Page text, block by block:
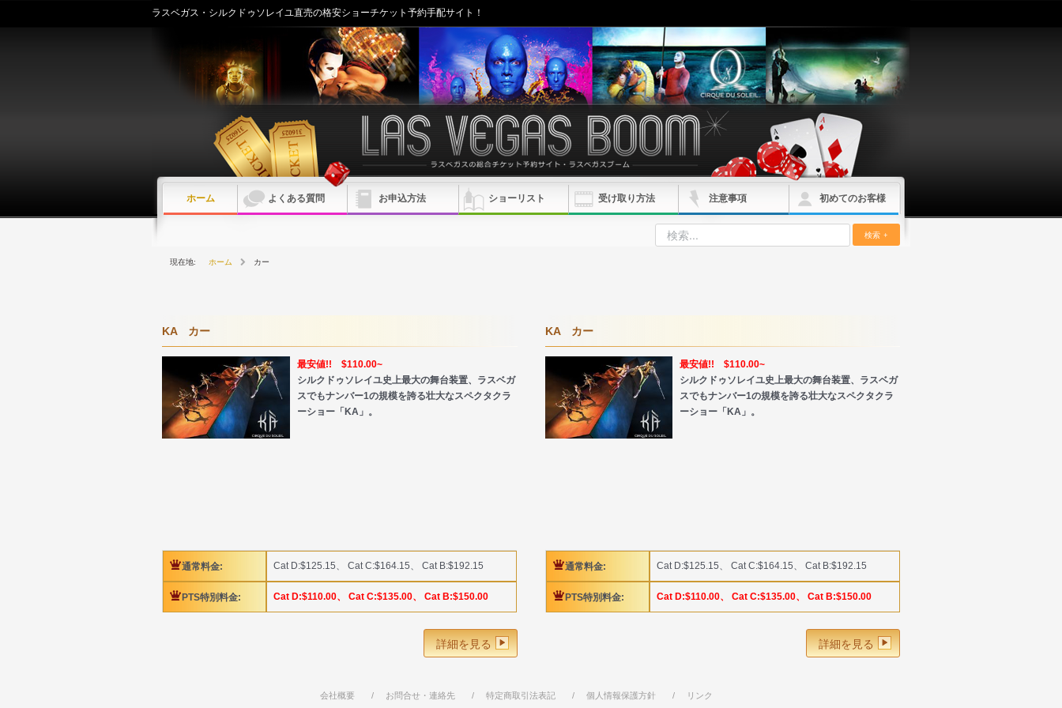
ラスベガス・シルクドゥソレイユ直売の格安ショーチケット予約手配サイト！
ホーム よくある質問 お申込方法 ショーリスト 受け取り方法 注意事項 初めてのお客様
検索
ホーム カー
KA カー
最安値!! $110.00~
シルクドゥソレイユ史上最大の舞台装置、ラスベガ
スでもナンバー1の規模を誇る壮大なスペクタクラ
ーショー「KA」。
通常料金: Cat D:$125.15、 Cat C:$164.15、 Cat B:$192.15
PTS特別料金: Cat D:$110.00、 Cat C:$135.00、 Cat B:$150.00
詳細を見る
KA カー
最安値!! $110.00~
シルクドゥソレイユ史上最大の舞台装置、ラスベガ
スでもナンバー1の規模を誇る壮大なスペクタクラ
ーショー「KA」。
通常料金: Cat D:$125.15、 Cat C:$164.15、 Cat B:$192.15
PTS特別料金: Cat D:$110.00、 Cat C:$135.00、 Cat B:$150.00
詳細を見る
会社概要 お問合せ・連絡先 特定商取引法表記 個人情報保護方針 リンク